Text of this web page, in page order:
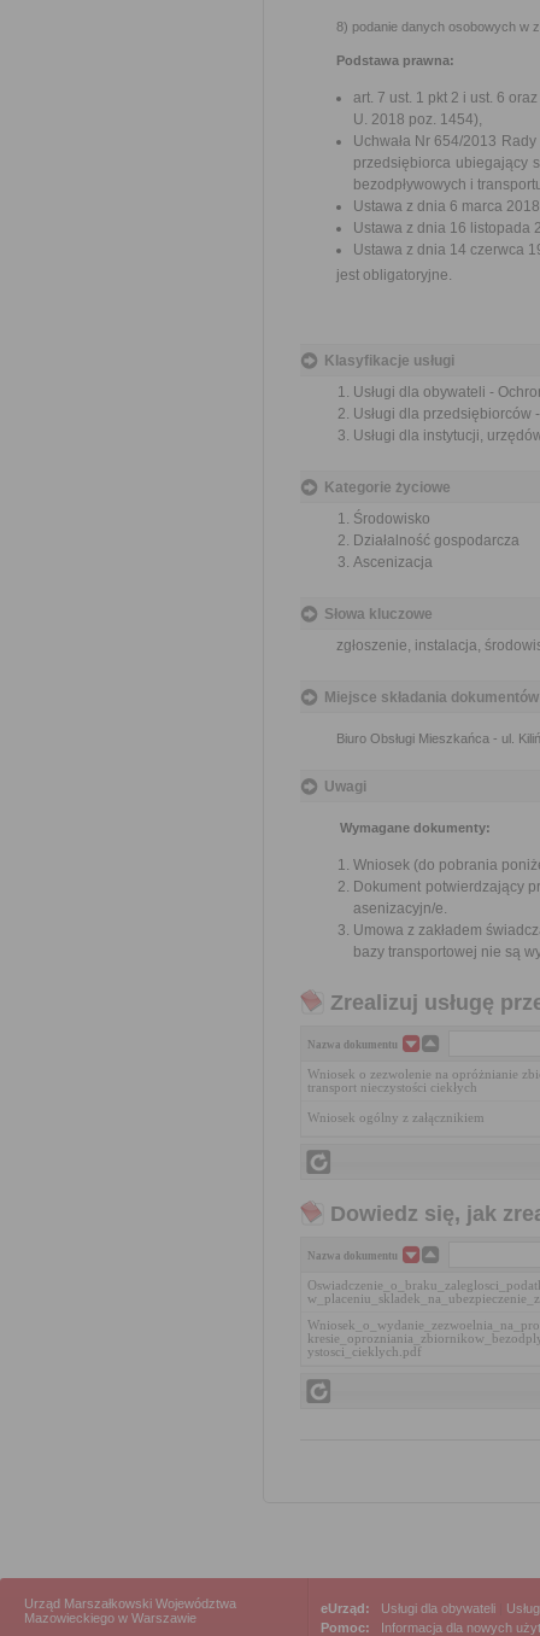
8) podanie danych osobowych w
Podstawa prawna:
art. 7 ust. 1 pkt 2 i ust. 6
U. 2018 poz. 1454),
Uchwała Nr 654/2013
przedsiębiorca ubiegający
bezodpływowych i
Ustawa z dnia 6 marca
Ustawa z dnia 16 listopada
Ustawa z dnia 14 czerwca
jest obligatoryjne.
Klasyfikacje usługi
Usługi dla obywateli -
Usługi dla
Usługi dla instytucji,
Kategorie życiowe
Środowisko
Działalność gospodarcza
Ascenizacja
Słowa kluczowe
zgłoszenie, instalacja,
Miejsce składania dokumentów
Biuro Obsługi Mieszkańca - ul.
Uwagi
Wymagane dokumenty:
Wniosek (do pobrania
Dokument potwierdzający
asenizacyjn/e.
Umowa z zakładem
bazy transportowej nie są
Zrealizuj usługę
Nazwa dokumentu
Wniosek o zezwolenie na opróżnianie
transport nieczystości ciekłych
Wniosek ogólny z załącznikiem
Dowiedz się, jak
Nazwa dokumentu
ystosci_cieklych.pdf
Urząd Marszałkowski Województwa
Mazowieckiego w Warszawie
eUrząd: Usługi dla obywateli
Pomoc:
Informacja dla nowych